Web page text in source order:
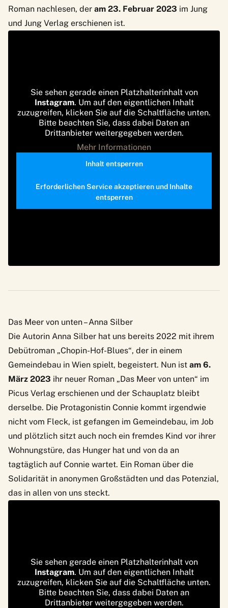
Roman nachlesen, der am 23. Februar 2023 im Jung
und Jung Verlag erschienen ist.
Sie sehen gerade einen Platzhalterinhalt von
Instagram. Um auf den eigentlichen Inhalt
zuzugreifen, klicken Sie auf die Schaltfläche unten.
Bitte beachten Sie, dass dabei Daten an
Drittanbieter weitergegeben werden.
Mehr Informationen
Inhalt entsperren
Erforderlichen Service akzeptieren und Inhalte
entsperren
Das Meer von unten – Anna Silber
Die Autorin Anna Silber hat uns bereits 2022 mit ihrem
Debütroman „Chopin-Hof-Blues“, der in einem
Gemeindebau in Wien spielt, begeistert. Nun ist am 6.
März 2023 ihr neuer Roman „Das Meer von unten“ im
Picus Verlag erschienen und der Schauplatz bleibt
derselbe. Die Protagonistin Connie kommt irgendwie
nicht vom Fleck, ist gefangen im Gemeindebau, im Job
und plötzlich sitzt auch noch ein fremdes Kind vor ihrer
Wohnungstüre, das Hunger hat und von da an
tagtäglich auf Connie wartet. Ein Roman über die
Solidarität in anonymen Großstädten und das Potenzial,
das in allen von uns steckt.
Sie sehen gerade einen Platzhalterinhalt von
Instagram. Um auf den eigentlichen Inhalt
zuzugreifen, klicken Sie auf die Schaltfläche unten.
Bitte beachten Sie, dass dabei Daten an
Drittanbieter weitergegeben werden.